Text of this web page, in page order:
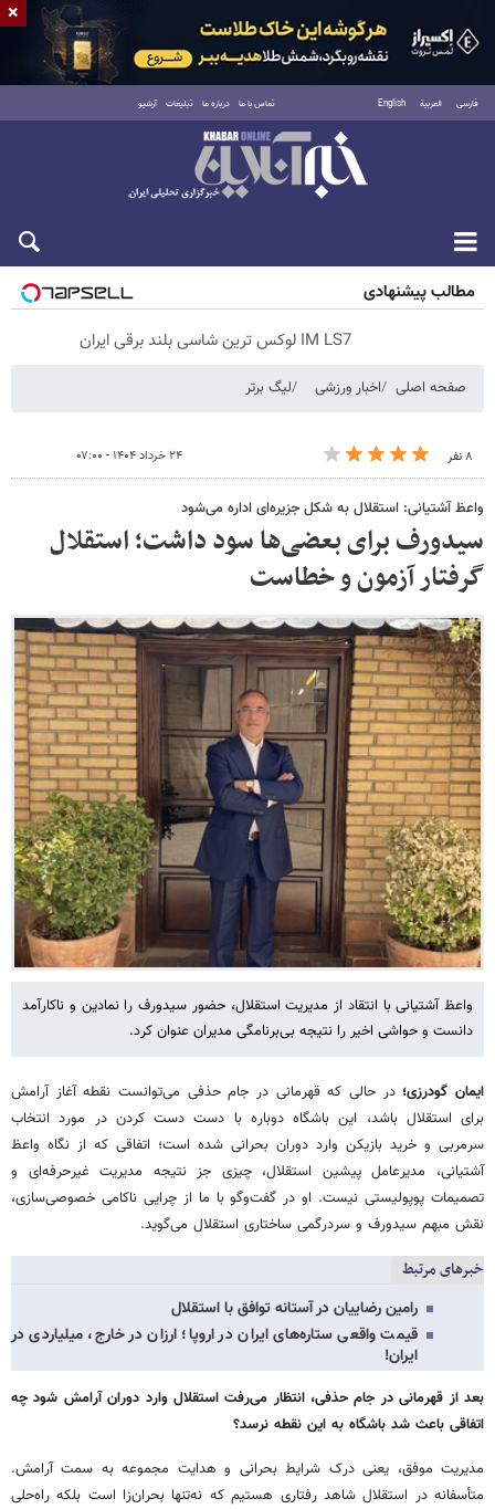
فارسی العربية English تماس با ما درباره ما تبلیغات آرشیو
پنجشنبه ۱۵ مرداد ۱۴۰۵
مطالب پیشنهادی
IM LS7 لوکس ترین شاسی بلند برقی ایران
صفحه اصلی اخبار ورزشی لیگ برتر
۸ نفر ۲۴ خرداد ۱۴۰۴ - ۰۷:۰۰
واعظ آشتیانی: استقلال به شکل جزیره‌ای اداره می‌شود
سیدورف برای بعضی‌ها سود داشت؛ استقلال
گرفتار آزمون و خطاست
واعظ آشتیانی با انتقاد از مدیریت استقلال، حضور سیدورف را نمادین و ناکارآمد
دانست و حواشی اخیر را نتیجه بی‌برنامگی مدیران عنوان کرد.
ایمان گودرزی؛در حالی‌ که قهرمانی در جام حذفی می‌توانست نقطه آغاز آرامش
برای استقلال باشد، این باشگاه دوباره با دست دست کردن در مورد انتخاب
سرمربی و خرید بازیکن وارد دوران بحرانی شده است؛ اتفاقی که از نگاه واعظ
آشتیانی، مدیرعامل پیشین استقلال، چیزی جز نتیجه مدیریت غیرحرفه‌ای و
تصمیمات پوپولیستی نیست. او در گفت‌وگو با ما از چرایی ناکامی خصوصی‌سازی،
نقش مبهم سیدورف و سردرگمی ساختاری استقلال می‌گوید.
خبرهای مرتبط
رامین رضاییان در آستانه توافق با استقلال
قیمت واقعی ستاره‌های ایران در اروپا؛ ارزان در خارج، میلیاردی در
ایران!
بعد از قهرمانی در جام حذفی، انتظار می‌رفت استقلال وارد دوران آرامش شود چه
اتفاقی باعث شد باشگاه به این نقطه نرسد؟
مدیریت موفق، یعنی درک شرایط بحرانی و هدایت مجموعه به سمت آرامش.
متأسفانه در استقلال شاهد رفتاری هستیم که نه‌تنها بحران‌زا است بلکه راه‌حلی
×